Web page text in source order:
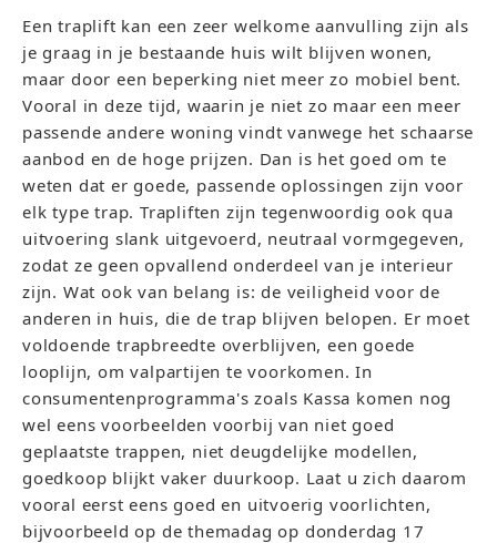
Een traplift kan een zeer welkome aanvulling zijn als
je graag in je bestaande huis wilt blijven wonen,
maar door een beperking niet meer zo mobiel bent.
Vooral in deze tijd, waarin je niet zo maar een meer
passende andere woning vindt vanwege het schaarse
aanbod en de hoge prijzen. Dan is het goed om te
weten dat er goede, passende oplossingen zijn voor
elk type trap. Trapliften zijn tegenwoordig ook qua
uitvoering slank uitgevoerd, neutraal vormgegeven,
zodat ze geen opvallend onderdeel van je interieur
zijn. Wat ook van belang is: de veiligheid voor de
anderen in huis, die de trap blijven belopen. Er moet
voldoende trapbreedte overblijven, een goede
looplijn, om valpartijen te voorkomen. In
consumentenprogramma's zoals Kassa komen nog
wel eens voorbeelden voorbij van niet goed
geplaatste trappen, niet deugdelijke modellen,
goedkoop blijkt vaker duurkoop. Laat u zich daarom
vooral eerst eens goed en uitvoerig voorlichten,
bijvoorbeeld op de themadag op donderdag 17